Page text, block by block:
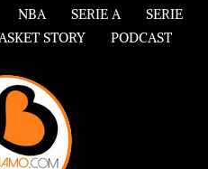
NBA SERIE A
SERIE
STORY PODCAST